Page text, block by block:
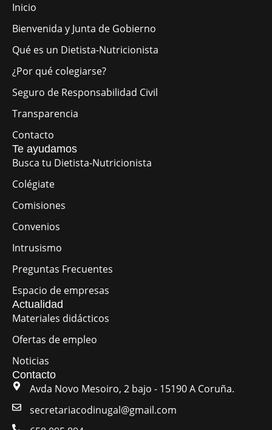
Inicio
Bienvenida y Junta de Gobierno
Qué es un Dietista-Nutricionista
¿Por qué colegiarse?
Seguro de Responsabilidad Civil
Transparencia
Contacto
Te ayudamos
Busca tu Dietista-Nutricionista
Colégiate
Comisiones
Convenios
Intrusismo
Preguntas Frecuentes
Espacio de empresas
Actualidad
Materiales didácticos
Ofertas de empleo
Noticias
Contacto
Avda Novo Mesoiro, 2 bajo - 15190 A Coruña.
secretariacodinugal@gmail.com